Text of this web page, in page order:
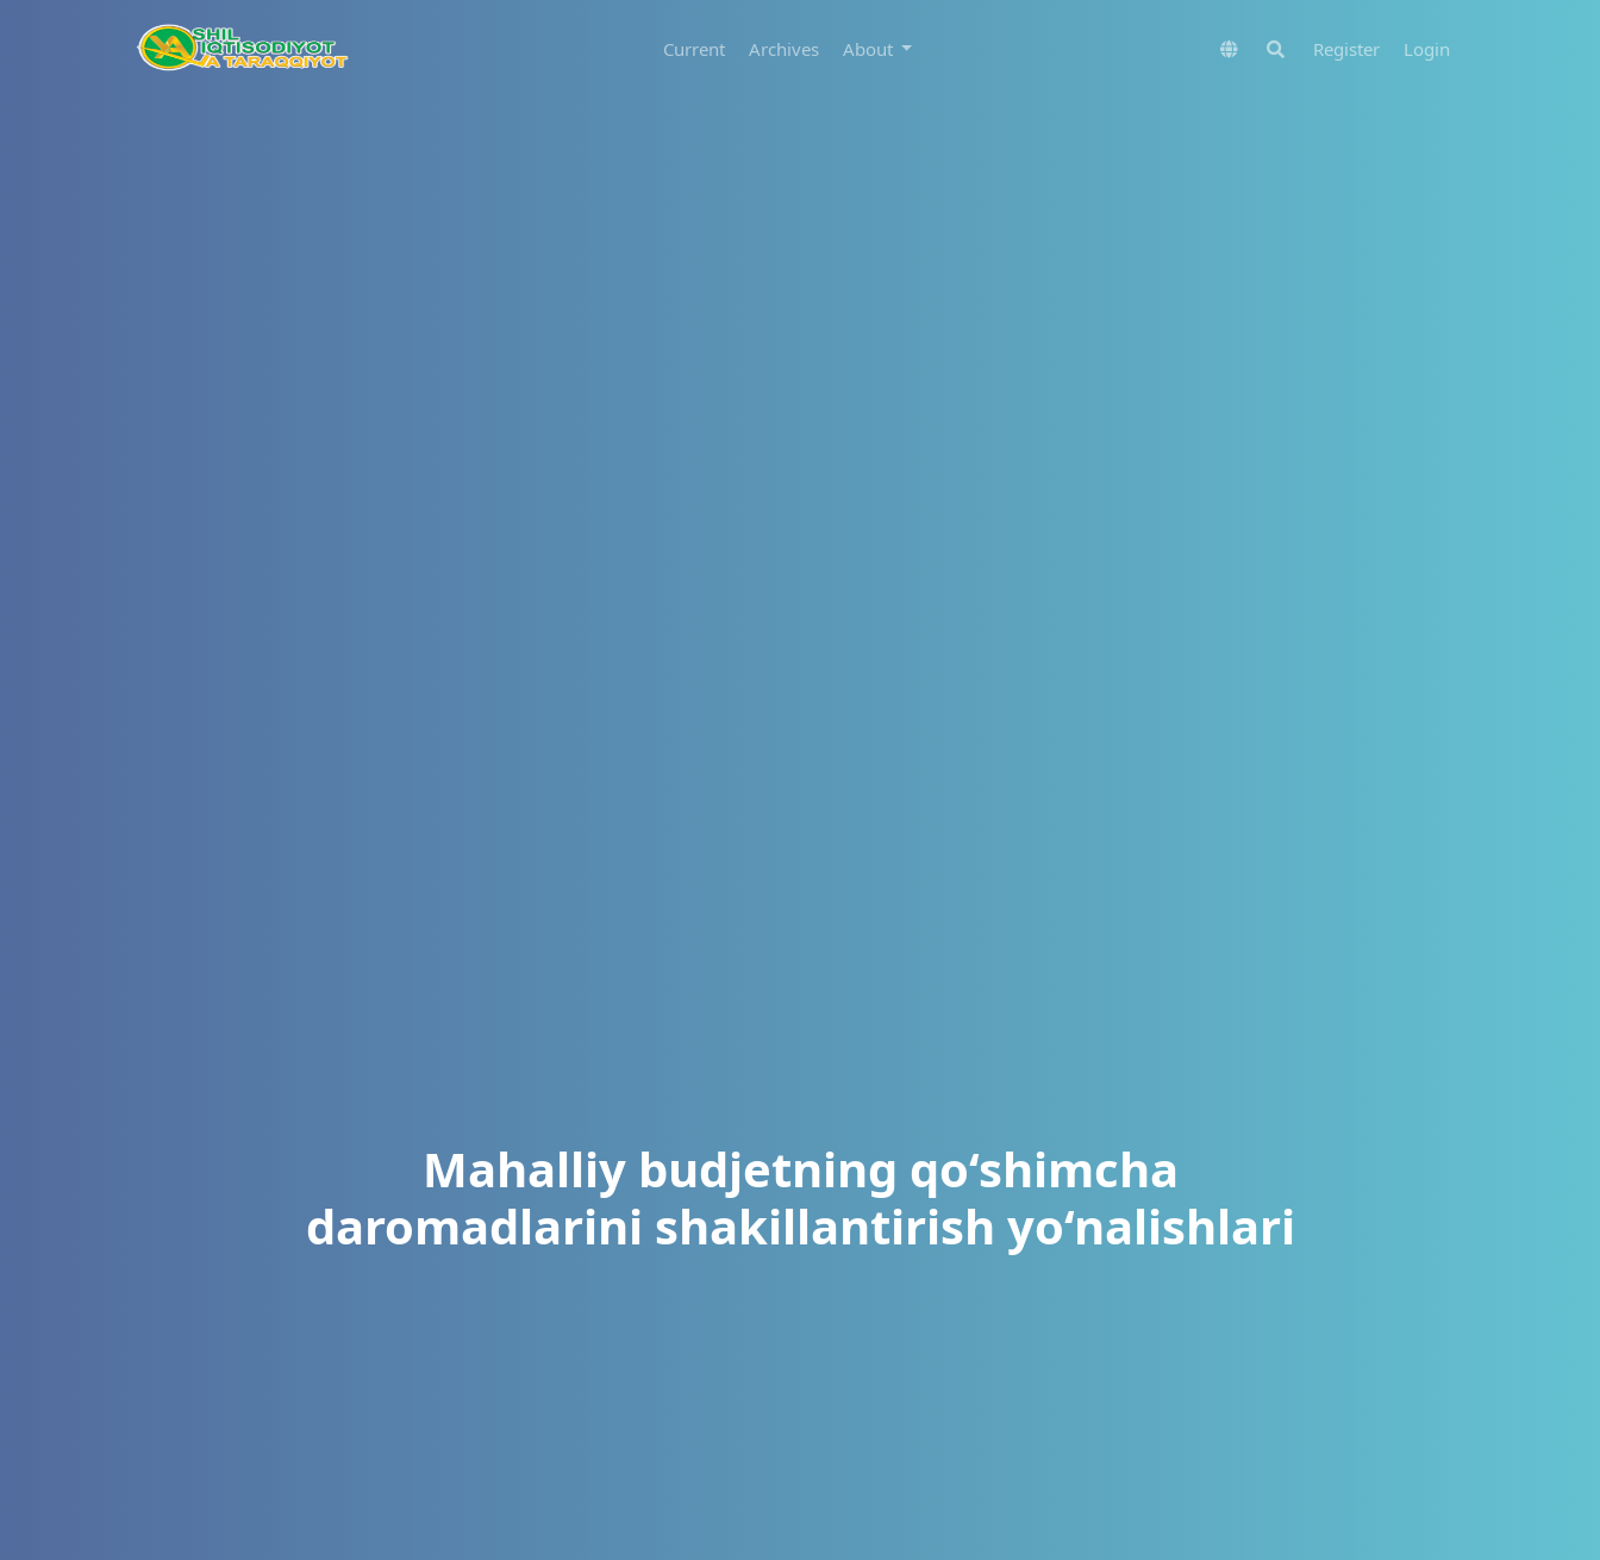
Current Archives About Register Login
Mahalliy budjetning qo‘shimcha
daromadlarini shakillantirish yo‘nalishlari